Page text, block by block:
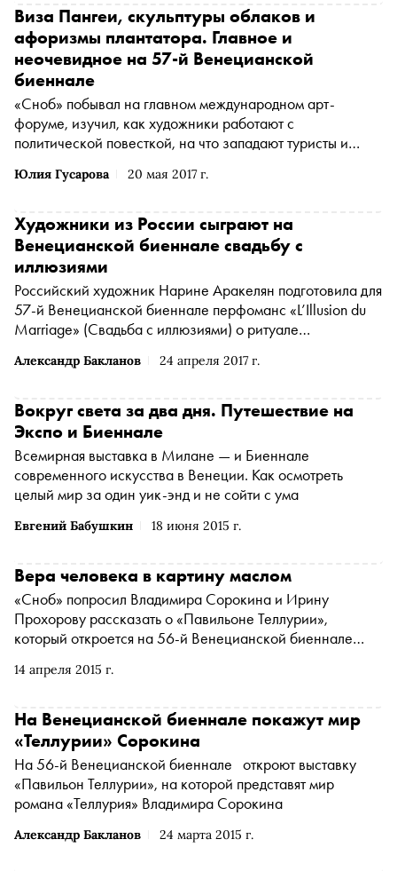
увидеть в первую очередь
Юлия Гусарова 20 мая 2017 г.
Виза Пангеи, скульптуры облаков и
афоризмы плантатора. Главное и
неочевидное на 57-й Венецианской
биеннале
«Сноб» побывал на главном международном арт-
форуме, изучил, как художники работают с
политической повесткой, на что западают туристы и
и Барбуда
Александр Бакланов 24 апреля 2017 г.
Художники из России сыграют на
Венецианской биеннале свадьбу с
иллюзиями
Российский художник Нарине Аракелян подготовила для
57-й Венецианской биеннале перфоманс «L’Illusion du
Marriage» (Свадьба с иллюзиями) о ритуале
Евгений Бабушкин 18 июня 2015 г.
Вокруг света за два дня. Путешествие на
Экспо и Биеннале
Всемирная выставка в Милане — и Биеннале
современного искусства в Венеции. Как осмотреть
целый мир за один уик-энд и не сойти с ума
14 апреля 2015 г.
Вера человека в картину маслом
«Сноб» попросил Владимира Сорокина и Ирину
Прохорову рассказать о «Павильоне Теллурии»,
который откроется на 56-й Венецианской биеннале
Александр Бакланов 24 марта 2015 г.
На Венецианской биеннале покажут мир
«Теллурии» Сорокина
На 56-й Венецианской биеннале откроют выставку
«Павильон Теллурии», на которой представят мир
романа «Теллурия» Владимира Сорокина